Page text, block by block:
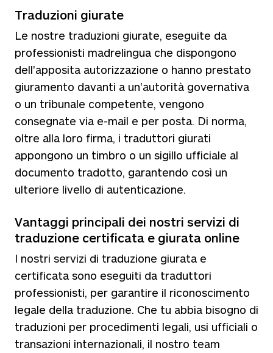
Traduzioni giurate
Le nostre traduzioni giurate, eseguite da
professionisti madrelingua che dispongono
dell'apposita autorizzazione o hanno prestato
giuramento davanti a un'autorità governativa
o un tribunale competente, vengono
consegnate via e-mail e per posta. Di norma,
oltre alla loro firma, i traduttori giurati
appongono un timbro o un sigillo ufficiale al
documento tradotto, garantendo così un
ulteriore livello di autenticazione.
Vantaggi principali dei nostri servizi di
traduzione certificata e giurata online
I nostri servizi di traduzione giurata e
certificata sono eseguiti da traduttori
professionisti, per garantire il riconoscimento
legale della traduzione. Che tu abbia bisogno di
traduzioni per procedimenti legali, usi ufficiali o
transazioni internazionali, il nostro team